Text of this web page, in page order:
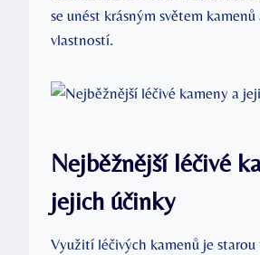
se unést krásným světem
vlastností.
Nejběžnější léčivé
jejich účinky
Využití léčivých kamenů je